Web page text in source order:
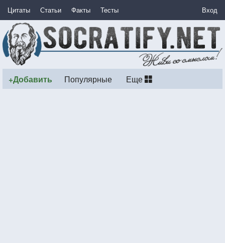
Цитаты Статьи Факты Тесты Вход
+Добавить Популярные Еще